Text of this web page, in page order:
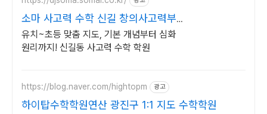
소마 사고력 수학 신길 창의사고력부터
문제해결력까지
유치~초등 맞춤 지도, 기본 개념부터 심화
원리까지! 신길동 사고력 수학 학원
https://blog.naver.com/hightopm 광고
하이탑수학학원연산 광진구 1:1 지도 수학학원